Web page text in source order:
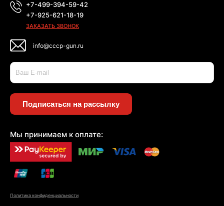
+7-499-394-59-42
+7-925-621-18-19
ЗАКАЗАТЬ ЗВОНОК
info@cccp-gun.ru
Подписаться на рассылку
Мы принимаем к оплате:
Политика конфиденциальности